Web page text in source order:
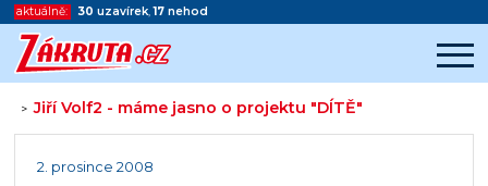
aktuálně: 30 uzavírek,17 nehod
>Jiří Volf2 - máme jasno o projektu "DÍTĚ"
Začátek reklamy
2. prosince 2008